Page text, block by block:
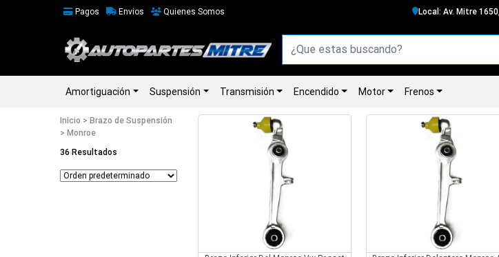
Pagos Envios Quienes Somos Local: Av. Mitre
Amortiguación Suspensión Transmisión Encendido Motor Frenos
Inicio > Brazo de Suspensión
> Monroe
36 Resultados